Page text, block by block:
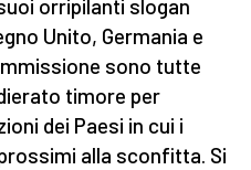
orripilanti slogan
Unito, Germania e
sono tutte
timore per
dei Paesi in cui i
alla sconfitta. Si